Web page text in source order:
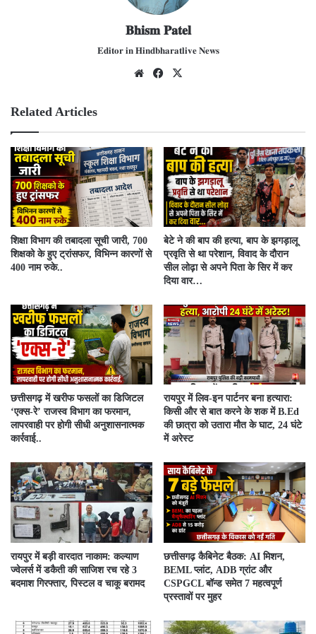
𝐁𝐡𝐢𝐬𝐦 𝐏𝐚𝐭𝐞𝐥
𝐄𝐝𝐢𝐭𝐨𝐫 𝐢𝐧 𝐇𝐢𝐧𝐝𝐛𝐡𝐚𝐫𝐚𝐭𝐥𝐢𝐯𝐞 𝐍𝐞𝐰𝐬
We
Fac
Related Articles
शिक्षा विभाग की तबादला सूची जारी, 700
शिक्षको के हुए ट्रांसफर, विभिन्न कारणों से
400 नाम रुके..
बेटे ने की बाप की हत्या, बाप के झगड़ालू
प्रवृति से था परेशान, विवाद के दौरान
सील लोढ़ा से अपने पिता के सिर में कर
दिया वार…
​छत्तीसगढ़ में खरीफ फसलों का डिजिटल
‘एक्स-रे’ राजस्व विभाग का फरमान,
लापरवाही पर होगी सीधी अनुशासनात्मक
कार्रवाई..
रायपुर में लिव-इन पार्टनर बना हत्यारा:
किसी और से बात करने के शक में B.Ed
की छात्रा को उतारा मौत के घाट, 24 घंटे
में अरेस्ट
रायपुर में बड़ी वारदात नाकाम: कल्याण
ज्वेलर्स में डकैती की साजिश रच रहे 3
बदमाश गिरफ्तार, पिस्टल व चाकू बरामद
छत्तीसगढ़ कैबिनेट बैठक: AI मिशन,
BEML प्लांट, ADB ग्रांट और
CSPGCL बॉन्ड समेत 7 महत्वपूर्ण
प्रस्तावों पर मुहर